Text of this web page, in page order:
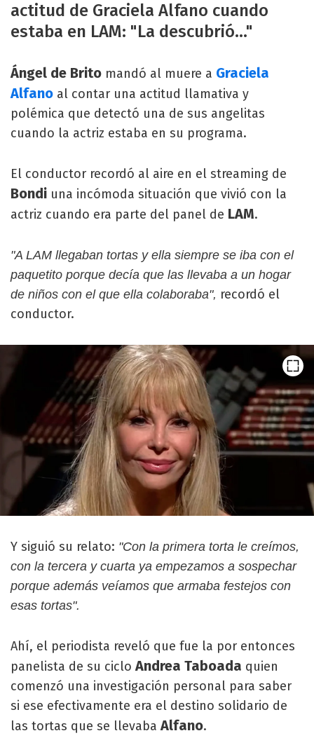
actitud de Graciela Alfano cuando
estaba en LAM: "La descubrió..."
Ángel de Brito mandó al muere a Graciela
Alfano al contar una actitud llamativa y
polémica que detectó una de sus angelitas
cuando la actriz estaba en su programa.
El conductor recordó al aire en el streaming de
Bondi una incómoda situación que vivió con la
actriz cuando era parte del panel de LAM.
"A LAM llegaban tortas y ella siempre se iba con el
paquetito porque decía que las llevaba a un hogar
de niños con el que ella colaboraba", recordó el
conductor.
Y siguió su relato: "Con la primera torta le creímos,
con la tercera y cuarta ya empezamos a sospechar
porque además veíamos que armaba festejos con
esas tortas".
Ahí, el periodista reveló que fue la por entonces
panelista de su cicloAndrea Taboada quien
comenzó una investigación personal para saber
si ese efectivamente era el destino solidario de
las tortas que se llevaba Alfano.